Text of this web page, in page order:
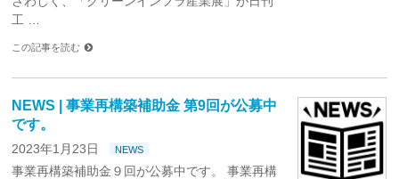
工 …
この記事を読む
NEWS | 事業再構築補助金 第9回が公募中
です。
2023年1月23日 NEWS
事業再構築補助金９回が公募中です。 事業再構